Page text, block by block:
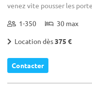
venez vite pousser les
1-350 30 max
Location dès375 €
Contacter